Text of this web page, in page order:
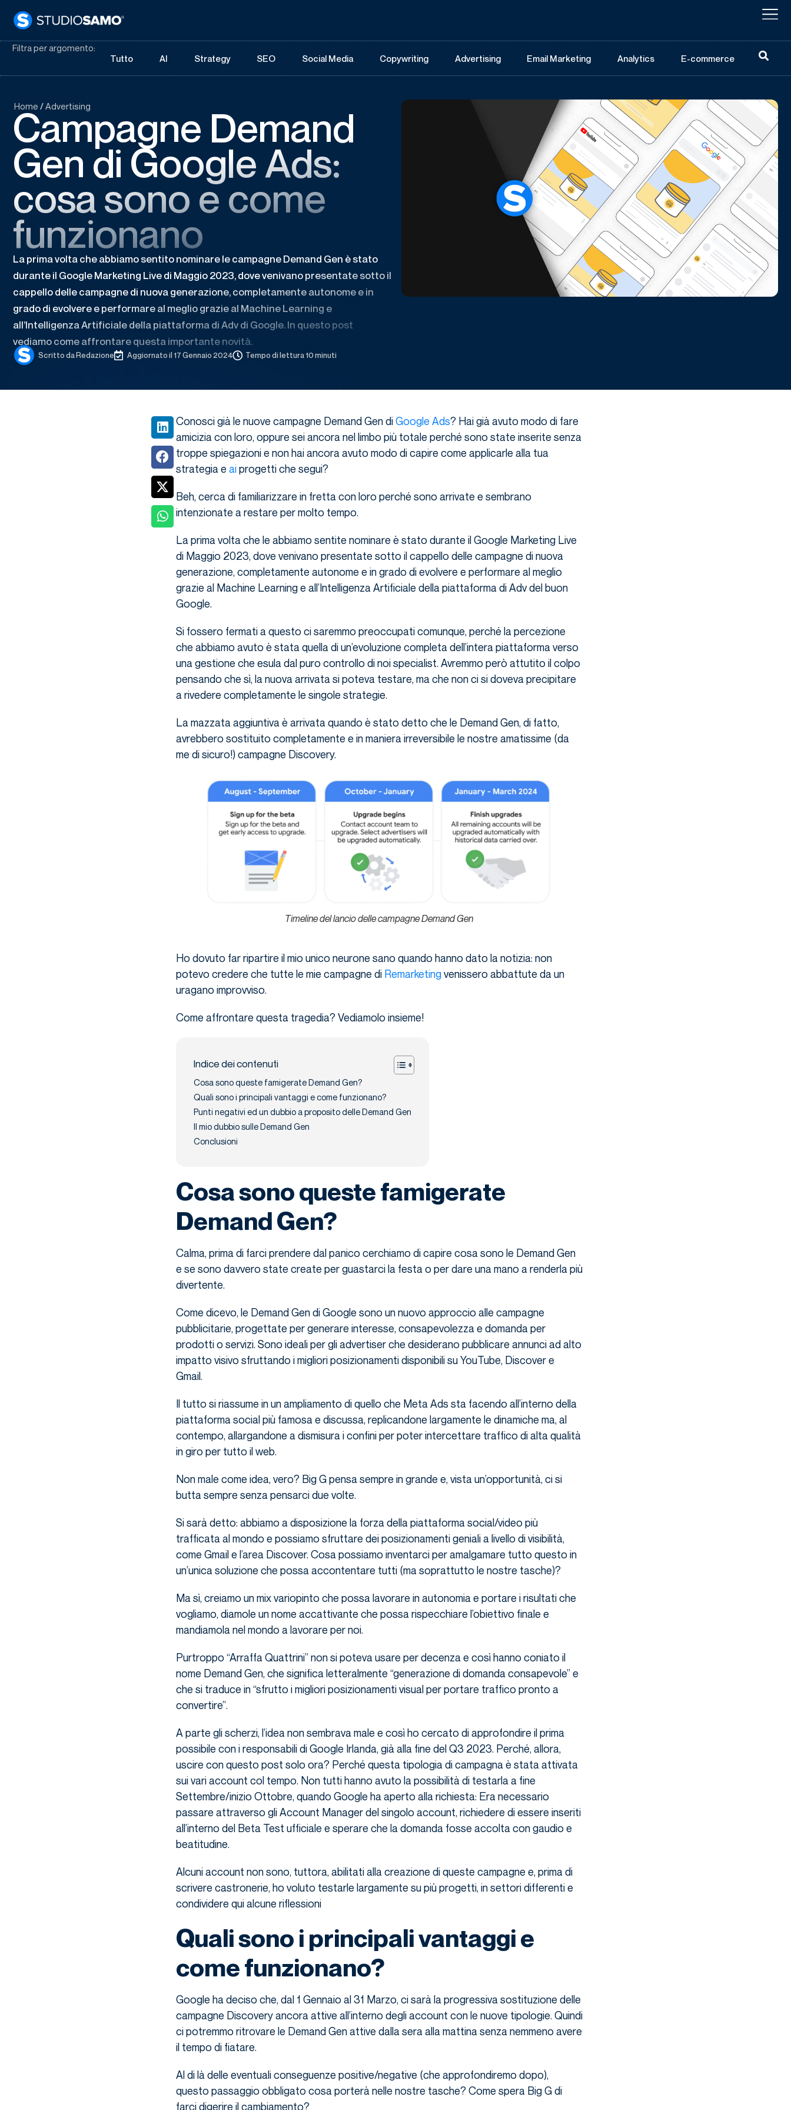
Filtra per argomento:
Tutto
AI Strategy SEO Social Media Copywriting Advertising Email Marketing Analytics E-commerce
Home /Advertising
Campagne Demand
Gen di Google Ads:
cosa sono e come
funzionano
La prima volta che abbiamo sentito nominare le campagne Demand Gen è stato
durante il Google Marketing Live di Maggio 2023, dove venivano presentate sotto il
cappello delle campagne di nuova generazione, completamente autonome e in
grado di evolvere e performare al meglio grazie al Machine Learning e
all’Intelligenza Artificiale della piattaforma di Adv di Google. In questo post
vediamo come affrontare questa importante novità.
Scritto daRedazione Aggiornato il 17 Gennaio 2024 Tempo di lettura 10 minuti
Conosci già le nuove campagne Demand Gen diGoogle Ads? Hai già avuto modo di fare
amicizia con loro, oppure sei ancora nel limbo più totale perché sono state inserite senza
troppe spiegazioni e non hai ancora avuto modo di capire come applicarle alla tua
strategia e aiprogetti che segui?
Beh, cerca di familiarizzare in fretta con loro perché sono arrivate e sembrano
intenzionate a restare per molto tempo.
La prima volta che le abbiamo sentite nominare è stato durante il Google Marketing Live
di Maggio 2023, dove venivano presentate sotto il cappello delle campagne di nuova
generazione, completamente autonome e in grado di evolvere e performare al meglio
grazie al Machine Learning e all’Intelligenza Artificiale della piattaforma di Adv del buon
Google.
Si fossero fermati a questo ci saremmo preoccupati comunque, perché la percezione
che abbiamo avuto è stata quella di un’evoluzione completa dell’intera piattaforma verso
una gestione che esula dal puro controllo di noi specialist. Avremmo però attutito il colpo
pensando che sì, la nuova arrivata si poteva testare, ma che non ci si doveva precipitare
a rivedere completamente le singole strategie.
La mazzata aggiuntiva è arrivata quando è stato detto che le Demand Gen, di fatto,
avrebbero sostituito completamente e in maniera irreversibile le nostre amatissime (da
me di sicuro!) campagne Discovery.
Timeline del lancio delle campagne Demand Gen
Ho dovuto far ripartire il mio unico neurone sano quando hanno dato la notizia: non
potevo credere che tutte le mie campagne di Remarketingvenissero abbattute da un
uragano improvviso.
Come affrontare questa tragedia? Vediamolo insieme!
Indice dei contenuti
Cosa sono queste famigerate Demand Gen?
Quali sono i principali vantaggi e come funzionano?
Punti negativi ed un dubbio a proposito delle Demand Gen
Il mio dubbio sulle Demand Gen
Conclusioni
Cosa sono queste famigerate
Demand Gen?
Calma, prima di farci prendere dal panico cerchiamo di capire cosa sono le Demand Gen
e se sono davvero state create per guastarci la festa o per dare una mano a renderla più
divertente.
Come dicevo, le Demand Gen di Google sono un nuovo approccio alle campagne
pubblicitarie, progettate per generare interesse, consapevolezza e domanda per
prodotti o servizi. Sono ideali per gli advertiser che desiderano pubblicare annunci ad alto
impatto visivo sfruttando i migliori posizionamenti disponibili su YouTube, Discover e
Gmail.
Il tutto si riassume in un ampliamento di quello che Meta Ads sta facendo all’interno della
piattaforma social più famosa e discussa, replicandone largamente le dinamiche ma, al
contempo, allargandone a dismisura i confini per poter intercettare traffico di alta qualità
in giro per tutto il web.
Non male come idea, vero? Big G pensa sempre in grande e, vista un’opportunità, ci si
butta sempre senza pensarci due volte.
Si sarà detto: abbiamo a disposizione la forza della piattaforma social/video più
trafficata al mondo e possiamo sfruttare dei posizionamenti geniali a livello di visibilità,
come Gmail e l’area Discover. Cosa possiamo inventarci per amalgamare tutto questo in
un’unica soluzione che possa accontentare tutti (ma soprattutto le nostre tasche)?
Ma sì, creiamo un mix variopinto che possa lavorare in autonomia e portare i risultati che
vogliamo, diamole un nome accattivante che possa rispecchiare l’obiettivo finale e
mandiamola nel mondo a lavorare per noi.
Purtroppo “Arraffa Quattrini” non si poteva usare per decenza e così hanno coniato il
nome Demand Gen, che significa letteralmente “generazione di domanda consapevole” e
che si traduce in “sfrutto i migliori posizionamenti visual per portare traffico pronto a
convertire”.
A parte gli scherzi, l’idea non sembrava male e così ho cercato di approfondire il prima
possibile con i responsabili di Google Irlanda, già alla fine del Q3 2023. Perché, allora,
uscire con questo post solo ora? Perché questa tipologia di campagna è stata attivata
sui vari account col tempo. Non tutti hanno avuto la possibilità di testarla a fine
Settembre/inizio Ottobre, quando Google ha aperto alla richiesta: Era necessario
passare attraverso gli Account Manager del singolo account, richiedere di essere inseriti
all’interno del Beta Test ufficiale e sperare che la domanda fosse accolta con gaudio e
beatitudine.
Alcuni account non sono, tuttora, abilitati alla creazione di queste campagne e, prima di
scrivere castronerie, ho voluto testarle largamente su più progetti, in settori differenti e
condividere qui alcune riflessioni
Quali sono i principali vantaggi e
come funzionano?
Google ha deciso che, dal 1 Gennaio al 31 Marzo, ci sarà la progressiva sostituzione delle
campagne Discovery ancora attive all’interno degli account con le nuove tipologie. Quindi
ci potremmo ritrovare le Demand Gen attive dalla sera alla mattina senza nemmeno avere
il tempo di fiatare.
Al di là delle eventuali conseguenze positive/negative (che approfondiremo dopo),
questo passaggio obbligato cosa porterà nelle nostre tasche? Come spera Big G di
farci digerire il cambiamento?